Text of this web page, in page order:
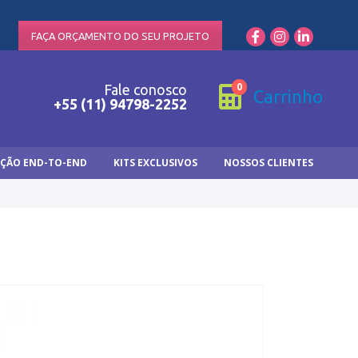
FAÇA ORÇAMENTO DO SEU PROJETO
Fale conosco
+55 (11) 94798-2252
0 Carrinho
END-TO-END KITS EXCLUSIVOS NOSSOS CLIENTES